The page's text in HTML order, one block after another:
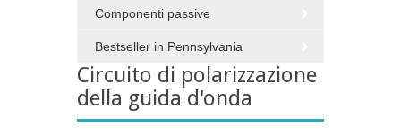
Componenti passive
Bestseller in Pennsylvania
Circuito di polarizzazione
della guida d'onda